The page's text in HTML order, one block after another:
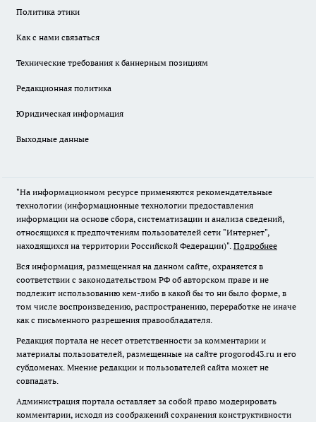
Политика этики
Как с нами связаться
Технические требования к баннерным позициям
Редакционная политика
Юридическая информация
Выходные данные
"На информационном ресурсе применяются рекомендательные
технологии (информационные технологии предоставления
информации на основе сбора, систематизации и анализа сведений,
относящихся к предпочтениям пользователей сети "Интернет",
находящихся на территории Российской Федерации)". Подробнее
Вся информация, размещенная на данном сайте, охраняется в
соответствии с законодательством РФ об авторском праве и не
подлежит использованию кем-либо в какой бы то ни было форме, в
том числе воспроизведению, распространению, переработке не иначе
как с письменного разрешения правообладателя.
Редакция портала не несет ответственности за комментарии и
материалы пользователей, размещенные на сайте progorod43.ru и его
субдоменах. Мнение редакции и пользователей сайта может не
совпадать.
Администрация портала оставляет за собой право модерировать
комментарии, исходя из соображений сохранения конструктивности